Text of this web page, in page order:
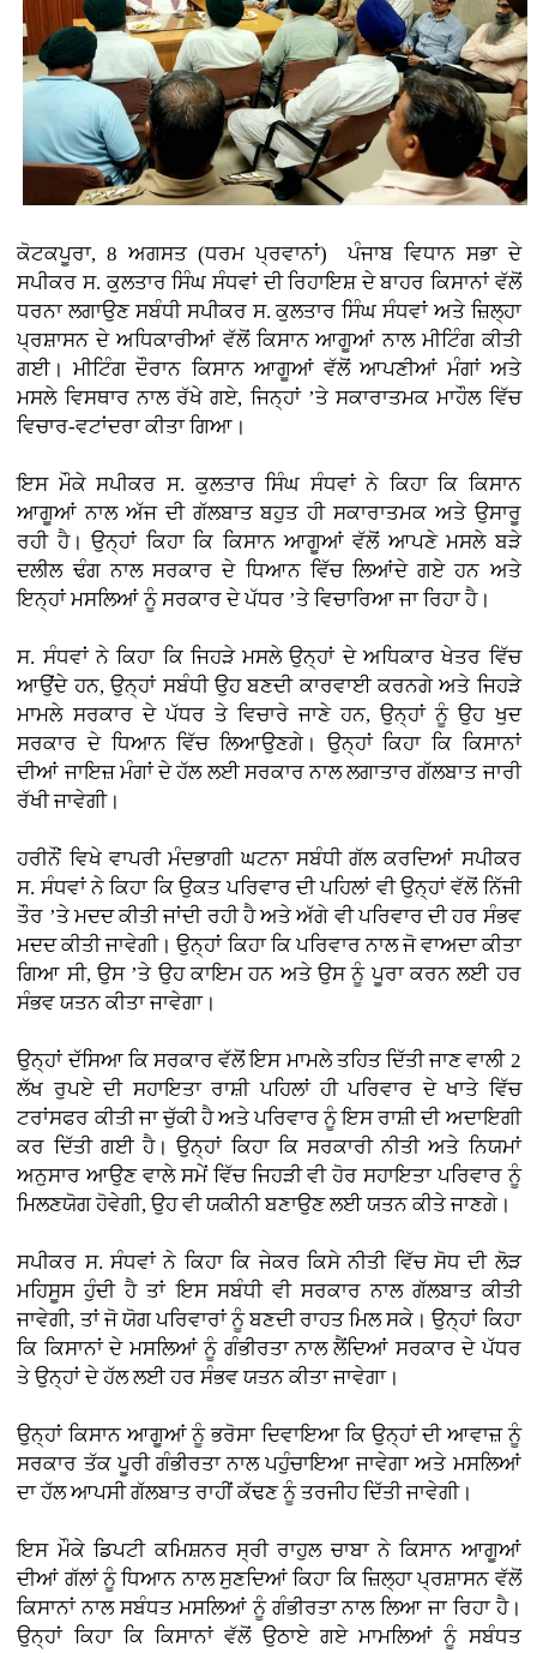
ਕੋਟਕਪੂਰਾ, 8 ਅਗਸਤ (ਧਰਮ ਪ੍ਰਵਾਨਾਂ)
ਪੰਜਾਬ ਵਿਧਾਨ ਸਭਾ ਦੇ
ਸਪੀਕਰ ਸ. ਕੁਲਤਾਰ ਸਿੰਘ ਸੰਧਵਾਂ ਦੀ ਰਿਹਾਇਸ਼ ਦੇ ਬਾਹਰ ਕਿਸਾਨਾਂ ਵੱਲੋਂ
ਧਰਨਾ ਲਗਾਉਣ ਸਬੰਧੀ ਸਪੀਕਰ ਸ. ਕੁਲਤਾਰ ਸਿੰਘ ਸੰਧਵਾਂ ਅਤੇ ਜ਼ਿਲ੍ਹਾ
ਪ੍ਰਸ਼ਾਸਨ ਦੇ ਅਧਿਕਾਰੀਆਂ ਵੱਲੋਂ ਕਿਸਾਨ ਆਗੂਆਂ ਨਾਲ ਮੀਟਿੰਗ ਕੀਤੀ
ਗਈ। ਮੀਟਿੰਗ ਦੌਰਾਨ ਕਿਸਾਨ ਆਗੂਆਂ ਵੱਲੋਂ ਆਪਣੀਆਂ ਮੰਗਾਂ ਅਤੇ
ਮਸਲੇ ਵਿਸਥਾਰ ਨਾਲ ਰੱਖੇ ਗਏ, ਜਿਨ੍ਹਾਂ ’ਤੇ ਸਕਾਰਾਤਮਕ ਮਾਹੌਲ ਵਿੱਚ
ਵਿਚਾਰ-ਵਟਾਂਦਰਾ ਕੀਤਾ ਗਿਆ।
ਇਸ ਮੌਕੇ ਸਪੀਕਰ ਸ. ਕੁਲਤਾਰ ਸਿੰਘ ਸੰਧਵਾਂ ਨੇ ਕਿਹਾ ਕਿ ਕਿਸਾਨ
ਆਗੂਆਂ ਨਾਲ ਅੱਜ ਦੀ ਗੱਲਬਾਤ ਬਹੁਤ ਹੀ ਸਕਾਰਾਤਮਕ ਅਤੇ ਉਸਾਰੂ
ਰਹੀ ਹੈ। ਉਨ੍ਹਾਂ ਕਿਹਾ ਕਿ ਕਿਸਾਨ ਆਗੂਆਂ ਵੱਲੋਂ ਆਪਣੇ ਮਸਲੇ ਬੜੇ
ਦਲੀਲ ਢੰਗ ਨਾਲ ਸਰਕਾਰ ਦੇ ਧਿਆਨ ਵਿੱਚ ਲਿਆਂਦੇ ਗਏ ਹਨ ਅਤੇ
ਇਨ੍ਹਾਂ ਮਸਲਿਆਂ ਨੂੰ ਸਰਕਾਰ ਦੇ ਪੱਧਰ ’ਤੇ ਵਿਚਾਰਿਆ ਜਾ ਰਿਹਾ ਹੈ।
ਸ. ਸੰਧਵਾਂ ਨੇ ਕਿਹਾ ਕਿ ਜਿਹੜੇ ਮਸਲੇ ਉਨ੍ਹਾਂ ਦੇ ਅਧਿਕਾਰ ਖੇਤਰ ਵਿੱਚ
ਆਉਂਦੇ ਹਨ, ਉਨ੍ਹਾਂ ਸਬੰਧੀ ਉਹ ਬਣਦੀ ਕਾਰਵਾਈ ਕਰਨਗੇ ਅਤੇ ਜਿਹੜੇ
ਮਾਮਲੇ ਸਰਕਾਰ ਦੇ ਪੱਧਰ ਤੇ ਵਿਚਾਰੇ ਜਾਣੇ ਹਨ, ਉਨ੍ਹਾਂ ਨੂੰ ਉਹ ਖੁਦ
ਸਰਕਾਰ ਦੇ ਧਿਆਨ ਵਿੱਚ ਲਿਆਉਣਗੇ। ਉਨ੍ਹਾਂ ਕਿਹਾ ਕਿ ਕਿਸਾਨਾਂ
ਦੀਆਂ ਜਾਇਜ਼ ਮੰਗਾਂ ਦੇ ਹੱਲ ਲਈ ਸਰਕਾਰ ਨਾਲ ਲਗਾਤਾਰ ਗੱਲਬਾਤ ਜਾਰੀ
ਰੱਖੀ ਜਾਵੇਗੀ।
ਹਰੀਨੌਂ ਵਿਖੇ ਵਾਪਰੀ ਮੰਦਭਾਗੀ ਘਟਨਾ ਸਬੰਧੀ ਗੱਲ ਕਰਦਿਆਂ ਸਪੀਕਰ
ਸ. ਸੰਧਵਾਂ ਨੇ ਕਿਹਾ ਕਿ ਉਕਤ ਪਰਿਵਾਰ ਦੀ ਪਹਿਲਾਂ ਵੀ ਉਨ੍ਹਾਂ ਵੱਲੋਂ ਨਿੱਜੀ
ਤੌਰ ’ਤੇ ਮਦਦ ਕੀਤੀ ਜਾਂਦੀ ਰਹੀ ਹੈ ਅਤੇ ਅੱਗੇ ਵੀ ਪਰਿਵਾਰ ਦੀ ਹਰ ਸੰਭਵ
ਮਦਦ ਕੀਤੀ ਜਾਵੇਗੀ। ਉਨ੍ਹਾਂ ਕਿਹਾ ਕਿ ਪਰਿਵਾਰ ਨਾਲ ਜੋ ਵਾਅਦਾ ਕੀਤਾ
ਗਿਆ ਸੀ, ਉਸ ’ਤੇ ਉਹ ਕਾਇਮ ਹਨ ਅਤੇ ਉਸ ਨੂੰ ਪੂਰਾ ਕਰਨ ਲਈ ਹਰ
ਸੰਭਵ ਯਤਨ ਕੀਤਾ ਜਾਵੇਗਾ।
ਉਨ੍ਹਾਂ ਦੱਸਿਆ ਕਿ ਸਰਕਾਰ ਵੱਲੋਂ ਇਸ ਮਾਮਲੇ ਤਹਿਤ ਦਿੱਤੀ ਜਾਣ ਵਾਲੀ 2
ਲੱਖ ਰੁਪਏ ਦੀ ਸਹਾਇਤਾ ਰਾਸ਼ੀ ਪਹਿਲਾਂ ਹੀ ਪਰਿਵਾਰ ਦੇ ਖਾਤੇ ਵਿੱਚ
ਟਰਾਂਸਫਰ ਕੀਤੀ ਜਾ ਚੁੱਕੀ ਹੈ ਅਤੇ ਪਰਿਵਾਰ ਨੂੰ ਇਸ ਰਾਸ਼ੀ ਦੀ ਅਦਾਇਗੀ
ਕਰ ਦਿੱਤੀ ਗਈ ਹੈ। ਉਨ੍ਹਾਂ ਕਿਹਾ ਕਿ ਸਰਕਾਰੀ ਨੀਤੀ ਅਤੇ ਨਿਯਮਾਂ
ਅਨੁਸਾਰ ਆਉਣ ਵਾਲੇ ਸਮੇਂ ਵਿੱਚ ਜਿਹੜੀ ਵੀ ਹੋਰ ਸਹਾਇਤਾ ਪਰਿਵਾਰ ਨੂੰ
ਮਿਲਣਯੋਗ ਹੋਵੇਗੀ, ਉਹ ਵੀ ਯਕੀਨੀ ਬਣਾਉਣ ਲਈ ਯਤਨ ਕੀਤੇ ਜਾਣਗੇ।
ਸਪੀਕਰ ਸ. ਸੰਧਵਾਂ ਨੇ ਕਿਹਾ ਕਿ ਜੇਕਰ ਕਿਸੇ ਨੀਤੀ ਵਿੱਚ ਸੋਧ ਦੀ ਲੋੜ
ਮਹਿਸੂਸ ਹੁੰਦੀ ਹੈ ਤਾਂ ਇਸ ਸਬੰਧੀ ਵੀ ਸਰਕਾਰ ਨਾਲ ਗੱਲਬਾਤ ਕੀਤੀ
ਜਾਵੇਗੀ, ਤਾਂ ਜੋ ਯੋਗ ਪਰਿਵਾਰਾਂ ਨੂੰ ਬਣਦੀ ਰਾਹਤ ਮਿਲ ਸਕੇ। ਉਨ੍ਹਾਂ ਕਿਹਾ
ਕਿ ਕਿਸਾਨਾਂ ਦੇ ਮਸਲਿਆਂ ਨੂੰ ਗੰਭੀਰਤਾ ਨਾਲ ਲੈਂਦਿਆਂ ਸਰਕਾਰ ਦੇ ਪੱਧਰ
ਤੇ ਉਨ੍ਹਾਂ ਦੇ ਹੱਲ ਲਈ ਹਰ ਸੰਭਵ ਯਤਨ ਕੀਤਾ ਜਾਵੇਗਾ।
ਉਨ੍ਹਾਂ ਕਿਸਾਨ ਆਗੂਆਂ ਨੂੰ ਭਰੋਸਾ ਦਿਵਾਇਆ ਕਿ ਉਨ੍ਹਾਂ ਦੀ ਆਵਾਜ਼ ਨੂੰ
ਸਰਕਾਰ ਤੱਕ ਪੂਰੀ ਗੰਭੀਰਤਾ ਨਾਲ ਪਹੁੰਚਾਇਆ ਜਾਵੇਗਾ ਅਤੇ ਮਸਲਿਆਂ
ਦਾ ਹੱਲ ਆਪਸੀ ਗੱਲਬਾਤ ਰਾਹੀਂ ਕੱਢਣ ਨੂੰ ਤਰਜੀਹ ਦਿੱਤੀ ਜਾਵੇਗੀ।
ਇਸ ਮੌਕੇ ਡਿਪਟੀ ਕਮਿਸ਼ਨਰ ਸ੍ਰੀ ਰਾਹੁਲ ਚਾਬਾ ਨੇ ਕਿਸਾਨ ਆਗੂਆਂ
ਦੀਆਂ ਗੱਲਾਂ ਨੂੰ ਧਿਆਨ ਨਾਲ ਸੁਣਦਿਆਂ ਕਿਹਾ ਕਿ ਜ਼ਿਲ੍ਹਾ ਪ੍ਰਸ਼ਾਸਨ ਵੱਲੋਂ
ਕਿਸਾਨਾਂ ਨਾਲ ਸਬੰਧਤ ਮਸਲਿਆਂ ਨੂੰ ਗੰਭੀਰਤਾ ਨਾਲ ਲਿਆ ਜਾ ਰਿਹਾ ਹੈ।
ਉਨ੍ਹਾਂ ਕਿਹਾ ਕਿ ਕਿਸਾਨਾਂ ਵੱਲੋਂ ਉਠਾਏ ਗਏ ਮਾਮਲਿਆਂ ਨੂੰ ਸਬੰਧਤ